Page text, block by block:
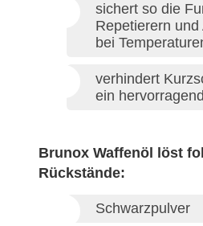
sichert so die
Repetierern
bei
verhindert
ein
Brunox Waffenöl löst
Rückstände:
Schwarzpulver